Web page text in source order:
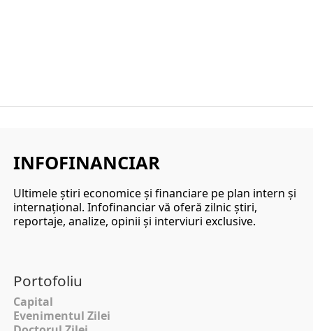
INFOFINANCIAR
Ultimele ştiri economice şi financiare pe plan intern şi
internaţional. Infofinanciar vă oferă zilnic ştiri,
reportaje, analize, opinii şi interviuri exclusive.
Portofoliu
Capital
Evenimentul Zilei